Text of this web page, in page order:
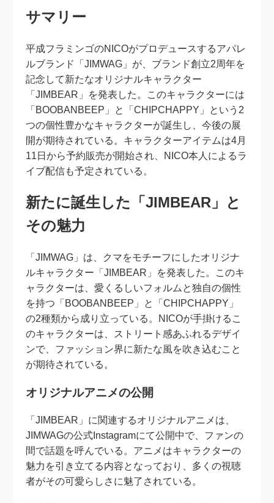
サマリー
平成フラミンゴのNICOがプロデュースするアパレ
ルブランド「JIMWAG」が、ブランド創立2周年を
記念して新たなオリジナルキャラクター
「JIMBEAR」を発表した。このキャラクターには
「BOOBANBEEP」と「CHIPCHAPPY」という2
つの個性豊かなキャラクターが誕生し、今後の展
開が期待されている。キャラクターアイテムは4月
11日から予約販売が開始され、NICO本人によるラ
イブ配信も予定されている。
新たに誕生した「JIMBEAR」と
その魅力
「JIMWAG」は、クマをモチーフにしたオリジナ
ルキャラクター「JIMBEAR」を発表した。このキ
ャラクターは、愛くるしいフォルムと独自の個性
を持つ「BOOBANBEEP」と「CHIPCHAPPY」
の2種類から成り立っている。NICOが手掛けるこ
のキャラクターは、ストリート感あふれるデザイ
ンで、ファッション界に新たな風を吹き込むこと
が期待されている。
オリジナルアニメの公開
「JIMBEAR」に関連するオリジナルアニメは、
JIMWAGの公式Instagramにて公開中で、ファンの
間で話題を呼んでいる。アニメはキャラクターの
魅力を引き立てる内容となっており、多くの視聴
者がその可愛らしさに魅了されている。